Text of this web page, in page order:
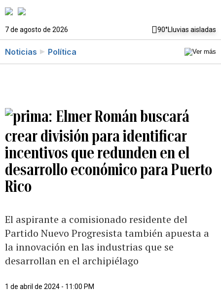
7 de agosto de 2026 90°Lluvias aisladas
Noticias Política
Elmer Román buscará
crear división para identificar
incentivos que redunden en el
desarrollo económico para Puerto
Rico
El aspirante a comisionado residente del
Partido Nuevo Progresista también apuesta a
la innovación en las industrias que se
desarrollan en el archipiélago
1 de abril de 2024 - 11:00 PM